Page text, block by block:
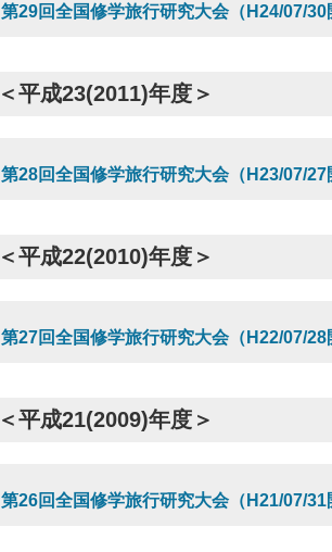
第29回全国修学旅行研究大会（H24/07/
＜平成23(2011)年度＞
第28回全国修学旅行研究大会（H23/07/
＜平成22(2010)年度＞
第27回全国修学旅行研究大会（H22/07/
＜平成21(2009)年度＞
第26回全国修学旅行研究大会（H21/07/